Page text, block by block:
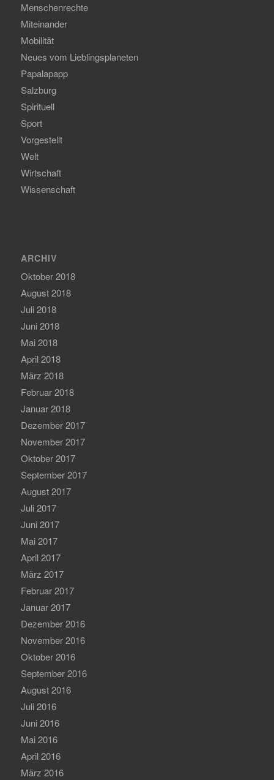
Menschenrechte
Miteinander
Mobilität
Neues vom Lieblingsplaneten
Papalapapp
Salzburg
Spirituell
Sport
Vorgestellt
Welt
Wirtschaft
Wissenschaft
ARCHIV
Oktober 2018
August 2018
Juli 2018
Juni 2018
Mai 2018
April 2018
März 2018
Februar 2018
Januar 2018
Dezember 2017
November 2017
Oktober 2017
September 2017
August 2017
Juli 2017
Juni 2017
Mai 2017
April 2017
März 2017
Februar 2017
Januar 2017
Dezember 2016
November 2016
Oktober 2016
September 2016
August 2016
Juli 2016
Juni 2016
Mai 2016
April 2016
März 2016